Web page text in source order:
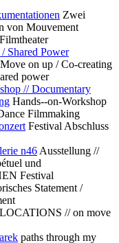
Zwei
von Mouvement
Shared Power
on up / Co-creating
power
// Documentary
Hands--on-Workshop
Filmmaking
Festival Abschluss
n46 Ausstellung //
und
Festival
Statement /
LOCATIONS // on move
paths through my